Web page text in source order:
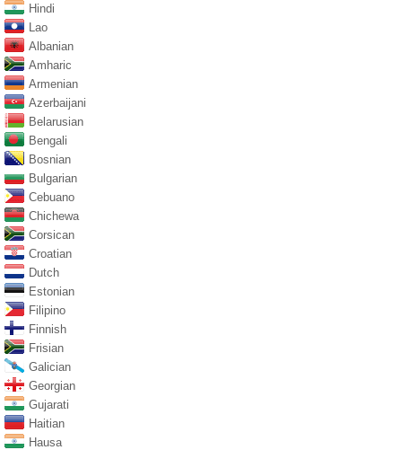
Hindi
Lao
Albanian
Amharic
Armenian
Azerbaijani
Belarusian
Bengali
Bosnian
Bulgarian
Cebuano
Chichewa
Corsican
Croatian
Dutch
Estonian
Filipino
Finnish
Frisian
Galician
Georgian
Gujarati
Haitian
Hausa